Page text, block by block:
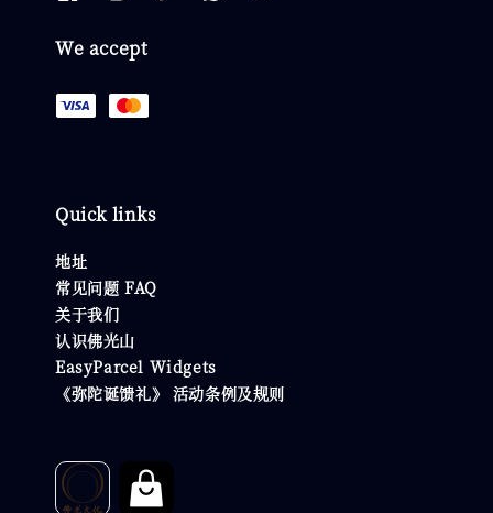
We accept
Quick links
地址
常见问题 FAQ
关于我们
认识佛光山
EasyParcel Widgets
《弥陀诞馈礼》 活动条例及规则